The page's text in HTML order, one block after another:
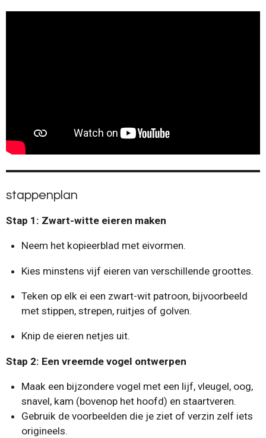
stappenplan
Stap 1: Zwart-witte eieren maken
Neem het kopieerblad met eivormen.
Kies minstens vijf eieren van verschillende groottes.
Teken op elk ei een zwart-wit patroon, bijvoorbeeld
met stippen, strepen, ruitjes of golven.
Knip de eieren netjes uit.
Stap 2: Een vreemde vogel ontwerpen
Maak een bijzondere vogel met een lijf, vleugel, oog,
snavel, kam (bovenop het hoofd) en staartveren.
Gebruik de voorbeelden die je ziet of verzin zelf iets
origineels.